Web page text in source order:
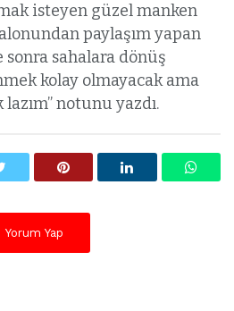
isteyen güzel manken
paylaşım yapan
sonra sahalara dönüş
kolay olmayacak ama
notunu yazdı.
Yorum Yap